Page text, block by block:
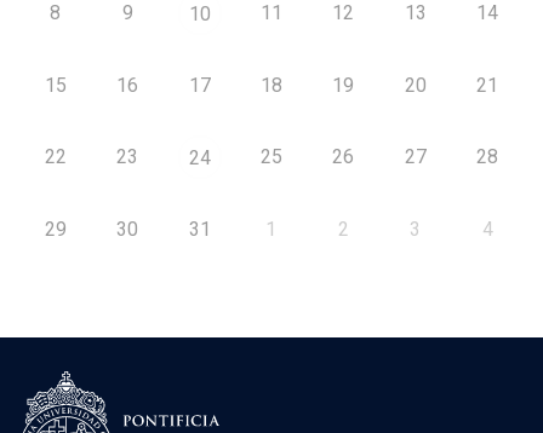
8 9 10 11 12 13 14
15 16 17 18 19 20 21
22 23 24 25 26 27 28
29 30 31 1 2 3 4